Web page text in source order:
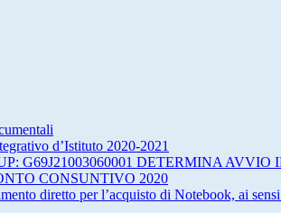
d’Istituto 2020-2021
G69J21003060001 DETERMINA
CONSUNTIVO 2020
diretto per l’acquisto di Notebook, ai